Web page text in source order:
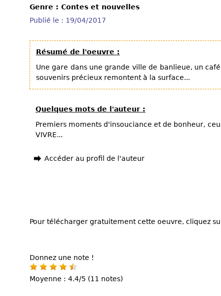
Genre : Contes et nouvelles
Publié le : 19/04/2017
Résumé de l'oeuvre :
Une gare dans une grande ville de banlieue, un
souvenirs précieux remontent à la surface...
Quelques mots de l'auteur :
Premiers moments d'insouciance et de bonheur,
VIVRE...
Accéder au profil de l'auteur
Pour télécharger gratuitement cette oeuvre, cliquez
Donnez une note !
Moyenne : 4.4/5 (11 notes)